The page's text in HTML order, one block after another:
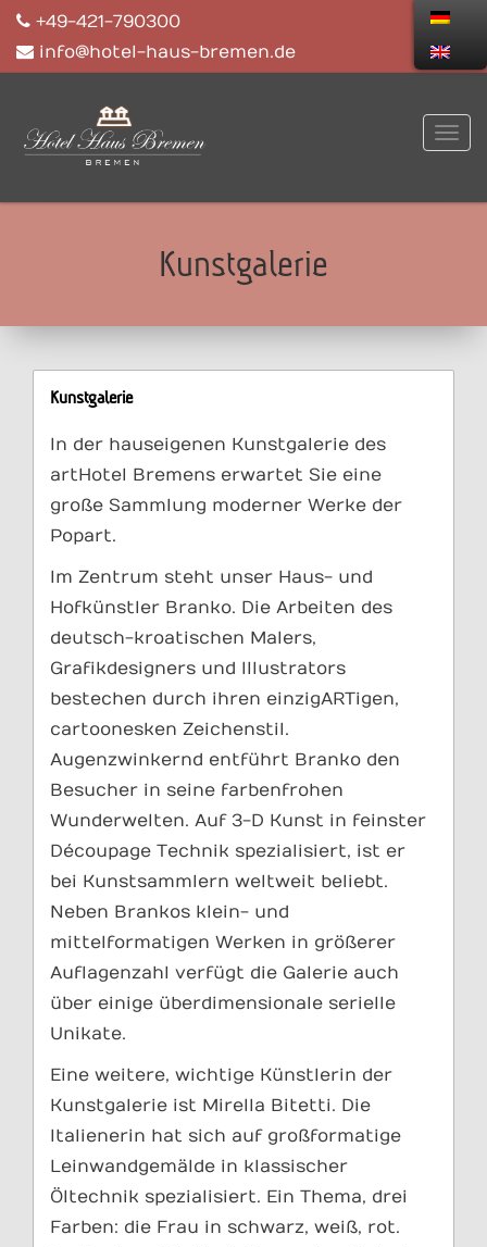
+49-421-790300
info@hotel-haus-bremen.de
Kunstgalerie
Kunstgalerie
In der hauseigenen Kunstgalerie des
artHotel Bremens erwartet Sie eine
große Sammlung moderner Werke der
Popart.
Im Zentrum steht unser Haus- und
Hofkünstler Branko. Die Arbeiten des
deutsch-kroatischen Malers,
Grafikdesigners und Illustrators
bestechen durch ihren einzigARTigen,
cartoonesken Zeichenstil.
Augenzwinkernd entführt Branko den
Besucher in seine farbenfrohen
Wunderwelten. Auf 3-D Kunst in feinster
Découpage Technik spezialisiert, ist er
bei Kunstsammlern weltweit beliebt.
Neben Brankos klein- und
mittelformatigen Werken in größerer
Auflagenzahl verfügt die Galerie auch
über einige überdimensionale serielle
Unikate.
Eine weitere, wichtige Künstlerin der
Kunstgalerie ist Mirella Bitetti. Die
Italienerin hat sich auf großformatige
Leinwandgemälde in klassischer
Öltechnik spezialisiert. Ein Thema, drei
Farben: die Frau in schwarz, weiß, rot.